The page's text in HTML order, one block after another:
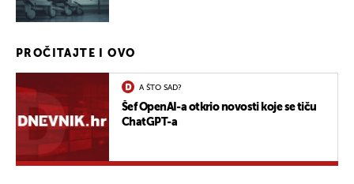
PROČITAJTE I OVO
A ŠTO SAD?
Šef OpenAI-a otkrio novosti koje se tiču
ChatGPT-a